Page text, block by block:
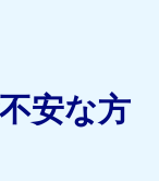
安な方